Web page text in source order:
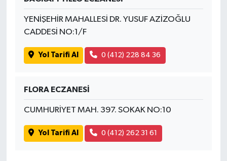
YENİŞEHİR MAHALLESİ DR. YUSUF AZİZOĞLU
CADDESİ NO:1/F
Yol Tarifi Al 0 (412) 228 84 36
FLORA ECZANESİ
CUMHURİYET MAH. 397. SOKAK NO:10
Yol Tarifi Al 0 (412) 262 31 61